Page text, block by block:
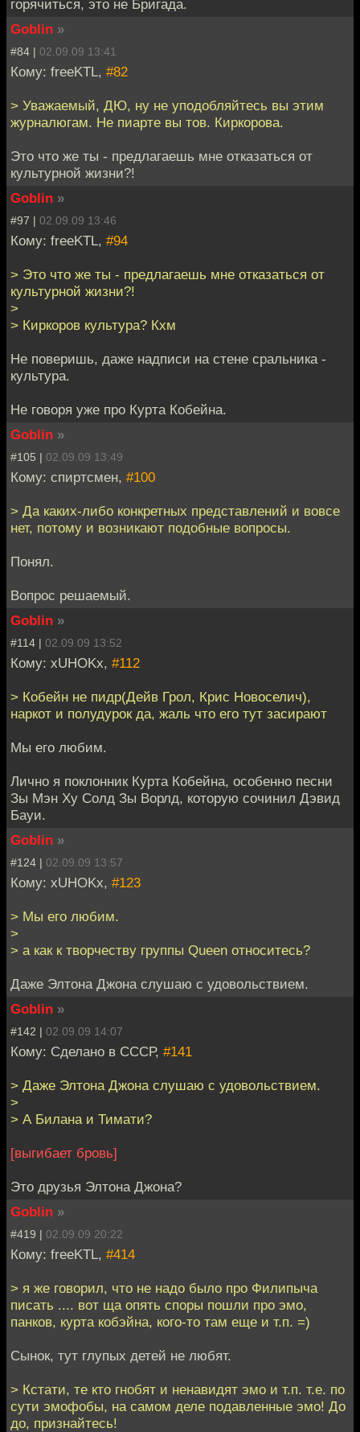
горячиться, это не Бригада.
Goblin »
#84 | 02.09.09 13:41
Кому: freeKTL, #82
> Уважаемый, ДЮ, ну не уподобляйтесь вы этим
журналюгам. Не пиарте вы тов. Киркорова.
Это что же ты - предлагаешь мне отказаться от
культурной жизни?!
Goblin »
#97 | 02.09.09 13:46
Кому: freeKTL, #94
> Это что же ты - предлагаешь мне отказаться от
культурной жизни?!
>
> Киркоров культура? Кхм
Не поверишь, даже надписи на стене сральника -
культура.
Не говоря уже про Курта Кобейна.
Goblin »
#105 | 02.09.09 13:49
Кому: спиртсмен, #100
> Да каких-либо конкретных представлений и вовсе
нет, потому и возникают подобные вопросы.
Понял.
Вопрос решаемый.
Goblin »
#114 | 02.09.09 13:52
Кому: xUHOKx, #112
> Кобейн не пидр(Дейв Грол, Крис Новоселич),
наркот и полудурок да, жаль что его тут засирают
Мы его любим.
Лично я поклонник Курта Кобейна, особенно песни
Зы Мэн Ху Солд Зы Ворлд, которую сочинил Дэвид
Бауи.
Goblin »
#124 | 02.09.09 13:57
Кому: xUHOKx, #123
> Мы его любим.
>
> а как к творчеству группы Queen относитесь?
Даже Элтона Джона слушаю с удовольствием.
Goblin »
#142 | 02.09.09 14:07
Кому: Сделано в СССР, #141
> Даже Элтона Джона слушаю с удовольствием.
>
> А Билана и Тимати?
[выгибает бровь]
Это друзья Элтона Джона?
Goblin »
#419 | 02.09.09 20:22
Кому: freeKTL, #414
> я же говорил, что не надо было про Филипыча
писать .... вот ща опять споры пошли про эмо,
панков, курта кобэйна, кого-то там еще и т.п. =)
Сынок, тут глупых детей не любят.
> Кстати, те кто гнобят и ненавидят эмо и т.п. т.е. по
сути эмофобы, на самом деле подавленные эмо! До
до, признайтесь!